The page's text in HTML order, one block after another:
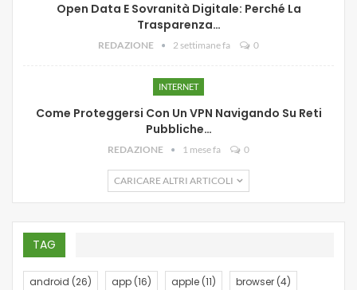
Open Data E Sovranità Digitale: Perché La
Trasparenza…
REDAZIONE 2 settimane fa 0
INTERNET
Come Proteggersi Con Un VPN Navigando Su Reti
Pubbliche…
REDAZIONE 1 mese fa 0
CARICARE ALTRI ARTICOLI
TAG
android (26) app (16) apple (11) browser (4)